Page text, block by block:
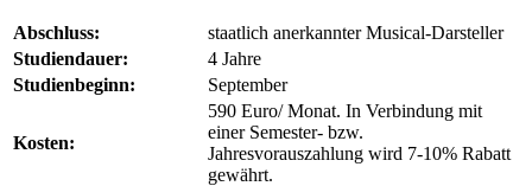
Abschluss:
staatlich anerkannter Musical-Darsteller
Studiendauer:
4 Jahre
Studienbeginn:
September
Kosten:
590 Euro/ Monat. In Verbindung mit
einer Semester- bzw.
Jahresvorauszahlung wird 7-10% Rabatt
gewährt.